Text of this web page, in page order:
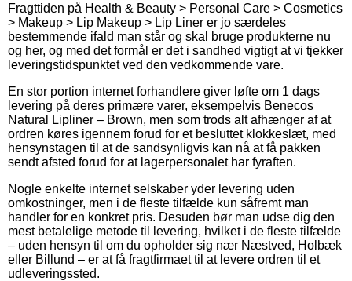
Fragttiden på Health & Beauty > Personal Care > Cosmetics
> Makeup > Lip Makeup > Lip Liner er jo særdeles
bestemmende ifald man står og skal bruge produkterne nu
og her, og med det formål er det i sandhed vigtigt at vi tjekker
leveringstidspunktet ved den vedkommende vare.
En stor portion internet forhandlere giver løfte om 1 dags
levering på deres primære varer, eksempelvis Benecos
Natural Lipliner – Brown, men som trods alt afhænger af at
ordren køres igennem forud for et besluttet klokkeslæt, med
hensynstagen til at de sandsynligvis kan nå at få pakken
sendt afsted forud for at lagerpersonalet har fyraften.
Nogle enkelte internet selskaber yder levering uden
omkostninger, men i de fleste tilfælde kun såfremt man
handler for en konkret pris. Desuden bør man udse dig den
mest betalelige metode til levering, hvilket i de fleste tilfælde
– uden hensyn til om du opholder sig nær Næstved, Holbæk
eller Billund – er at få fragtfirmaet til at levere ordren til et
udleveringssted.